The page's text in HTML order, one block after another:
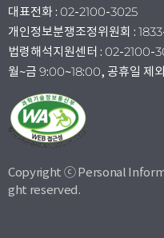
대표전화 : 02-2100-3025
개인정보분쟁조정위원회 :
법령해석지원센터 : 02-2100-
월~금 9:00~18:00, 공휴일 제외
Copyright ⓒ Personal
ght reserved.